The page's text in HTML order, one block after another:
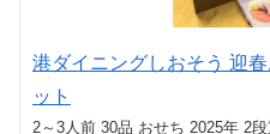
港ダイニングしおそう 迎
ット
2～3人前 30品 おせち 2025年 2